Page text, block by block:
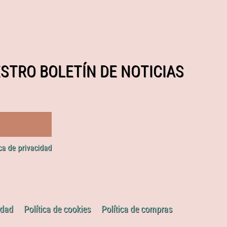
BOLETÍN DE NOTICIAS
de privacidad
Política de cookies Política de compras